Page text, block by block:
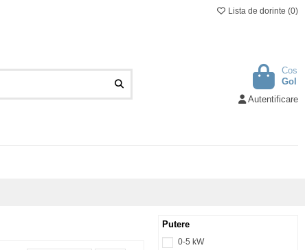
Lista de dorinte (0)
Cos
Gol
Autentificare
Putere
0-5 kW